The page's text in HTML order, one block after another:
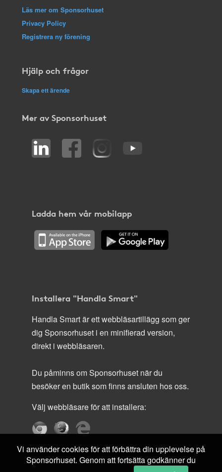
Läs mer om Sponsorhuset
Privacy Policy
Registrera ny förening
Hjälp och frågor
Skapa ett ärende
Mer av Sponsorhuset
Ladda hem vår mobilapp
Installera "Handla Smart"
Handla Smart är ett webbläsartillägg som ger
dig Sponsorhuset i en minifierad version,
direkt i webbläsaren.
Du påminns om Sponsorhuset när du
besöker en butik som finns ansluten hos oss.
Välj webbläsare för att installera:
Vi använder cookies för att förbättra din upplevelse på
Sponsorhuset. Genom att fortsätta godkänner du